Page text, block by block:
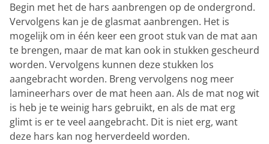
Begin met het de hars aanbrengen op de ondergrond.
Vervolgens kan je de glasmat aanbrengen. Het is
mogelijk om in één keer een groot stuk van de mat aan
te brengen, maar de mat kan ook in stukken gescheurd
worden. Vervolgens kunnen deze stukken los
aangebracht worden. Breng vervolgens nog meer
lamineerhars over de mat heen aan. Als de mat nog wit
is heb je te weinig hars gebruikt, en als de mat erg
glimt is er te veel aangebracht. Dit is niet erg, want
deze hars kan nog herverdeeld worden.